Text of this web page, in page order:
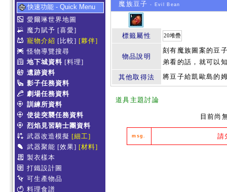
快速功能 - Quick Menu
愛爾琳世界地圖
魔力賦予 [喜愛]
寵物介紹 [比較] [夥伴]
怪物導覽搜尋
地下城資料 [料理]
遺跡資料
影子任務資料
劇場任務資料
訓練所資料
使徒突襲任務資料
烈焰見習騎士團資料
武器改造模擬 [細工]
武器聚能 [效果] [材料]
製衣樣本
打鐵設計圖
可生產物品
料理食譜
魔族豆子 - Evil Bean
標籤屬性 20堆疊
物品說明
刻有魔族圖案的豆
弟看的話，就可以
其他取得法
將豆子給凱歐島的
道具主題討論
目前尚
msg. 請